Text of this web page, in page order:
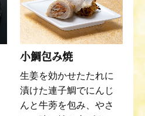
小鯛包み焼
生姜を効かせたたれに
漬けた連子鯛でにんじ
んと牛蒡を包み、やさ